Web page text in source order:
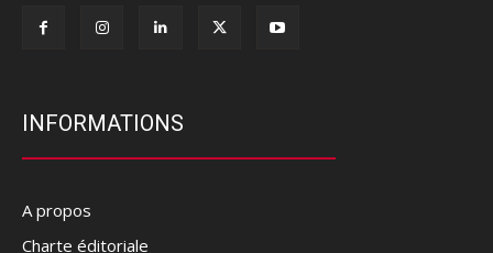
INFORMATIONS
A propos
Charte éditoriale